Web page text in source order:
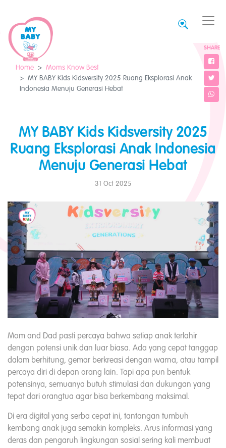
Home
Moms Know Best
MY BABY Kids Kidsversity 2025 Ruang Eksplorasi Anak
Indonesia Menuju Generasi Hebat
MY BABY Kids Kidsversity 2025
Ruang Eksplorasi Anak Indonesia
Menuju Generasi Hebat
31 Oct 2025
Mom and Dad pasti percaya bahwa setiap anak terlahir
dengan potensi unik dan luar biasa. Ada yang cepat tanggap
dalam berhitung, gemar berkreasi dengan warna, atau tampil
percaya diri di depan orang lain. Tapi apa pun bentuk
potensinya, semuanya butuh stimulasi dan dukungan yang
tepat dari orangtua agar bisa berkembang maksimal.
Di era digital yang serba cepat ini, tantangan tumbuh
kembang anak juga semakin kompleks. Arus informasi yang
deras dan pengaruh lingkungan sosial sering kali membuat
SHARE